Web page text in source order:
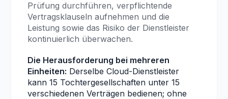
Prüfung durchführen, verpflichtende
Vertragsklauseln aufnehmen und die
Leistung sowie das Risiko der Dienstleister
kontinuierlich überwachen.
Die Herausforderung bei mehreren
Einheiten: Derselbe Cloud-Dienstleister
kann 15 Tochtergesellschaften unter 15
verschiedenen Verträgen bedienen; ohne